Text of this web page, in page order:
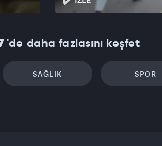
'de daha fazlasını keşfet
SAĞLIK SPOR